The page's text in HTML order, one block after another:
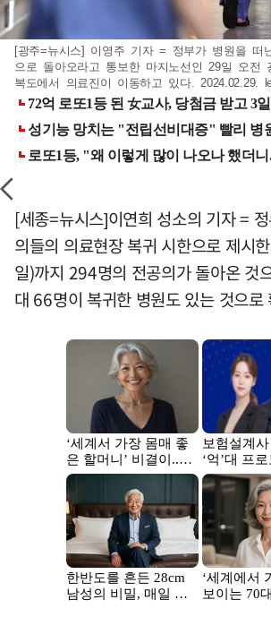
[광주=뉴시스] 이영주 기자 = 정부가 병원을 떠
으로 돌아오라고 통보한 마지노선인 29일 오전
복도에서 의료진이 이동하고 있다. 2024.02.29.
[세종=뉴시스]이연희 성소의 기자 =
의들의 의료현장 복귀 시한으로 제시
일)까지 294명의 전공의가 돌아온 것
대 66명이 복귀한 병원도 있는 것으로